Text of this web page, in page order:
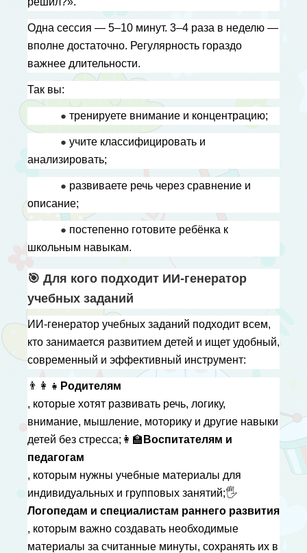
Одна сессия — 5–10 минут. 3–4 раза в неделю —
вполне достаточно. Регулярность гораздо
важнее длительности.
Так вы:
● тренируете внимание и концентрацию;
● учите классифицировать и
анализировать;
● развиваете речь через сравнение и
описание;
● постепенно готовите ребёнка к
школьным навыкам.
🎯 Для кого подходит ИИ-генератор
учебных заданий
ИИ-генератор учебных заданий подходит всем,
кто занимается развитием детей и ищет удобный,
современный и эффективный инструмент:
👨 Родителям
, которые хотят развивать речь, логику,
внимание, мышление, моторику и другие навыки
детей без стресса; 👩 Воспитателям и
педагогам
, которым нужны учебные материалы для
индивидуальных и групповых занятий;🖐
Логопедам и специалистам раннего развития
, которым важно создавать необходимые
материалы за считанные минуты, сохранять их в